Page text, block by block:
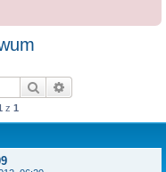
Szukaj
z 1